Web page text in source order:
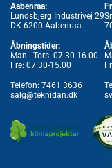
Aabenraa:
Lundsbjerg Industrivej 29
DK-6200 Aabenraa
Åbningstider:
Man - Tors: 07.30-16.00
Fre: 07.30-15.00
Telefon: 7461 3636
salg@teknidan.dk